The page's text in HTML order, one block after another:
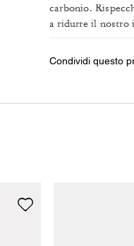
carbonio.
a ridurre il nostro
Condividi questo